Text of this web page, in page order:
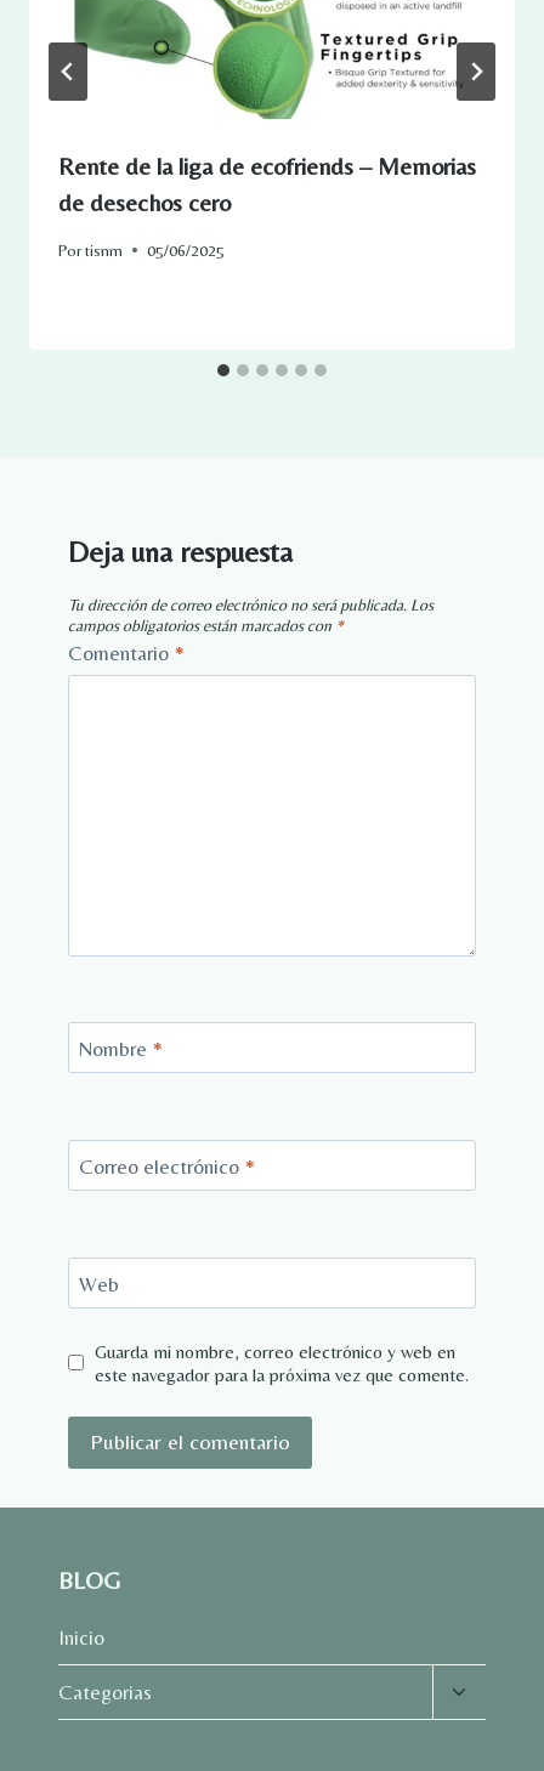
Rente de la liga de ecofriends – Memorias
de desechos cero
Portisnm 05/06/2025
Deja una respuesta
Tu dirección de correo electrónico no será publicada. Los
campos obligatorios están marcados con *
Comentario *
Nombre *
Correo electrónico *
Web
Guarda mi nombre, correo electrónico y web en
este navegador para la próxima vez que comente.
BLOG
Inicio
Categorias
Alternar
menú